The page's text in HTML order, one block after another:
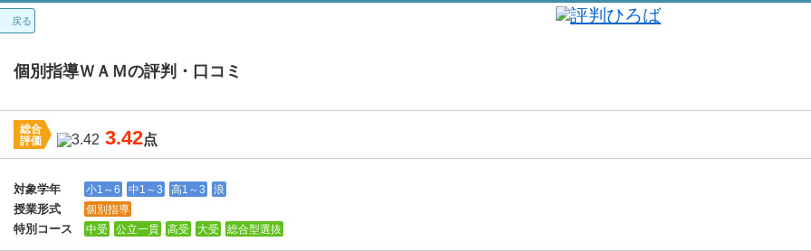
戻る
個別指導ＷＡＭの評判・口コミ
総合
評価
3.42点
講師：3.7 カリキュラム：3.6 周りの環境：3.7 教室の設備・環境：3.5 料金：2.9
対象学年 小1～6 中1～3 高1～3 浪
授業形式 個別指導
特別コース 中受 公立一貫 高受 大受 総合型選抜